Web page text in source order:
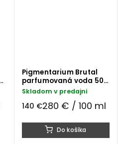
Pigmentarium Brutal
parfumovaná voda 50
ml
Skladom v predajni
140 €280 € / 100 ml
Do košíka